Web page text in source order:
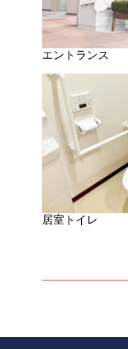
エントランス
居室トイレ